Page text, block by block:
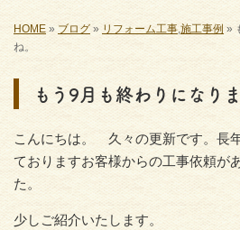
HOME » ブログ » リフォーム工事,施工事例 »
ね。
もう9月も終わりになり
こんにちは。 久々の更新です。長
ておりますお客様からの工事依頼が
た。
少しご紹介いたします。